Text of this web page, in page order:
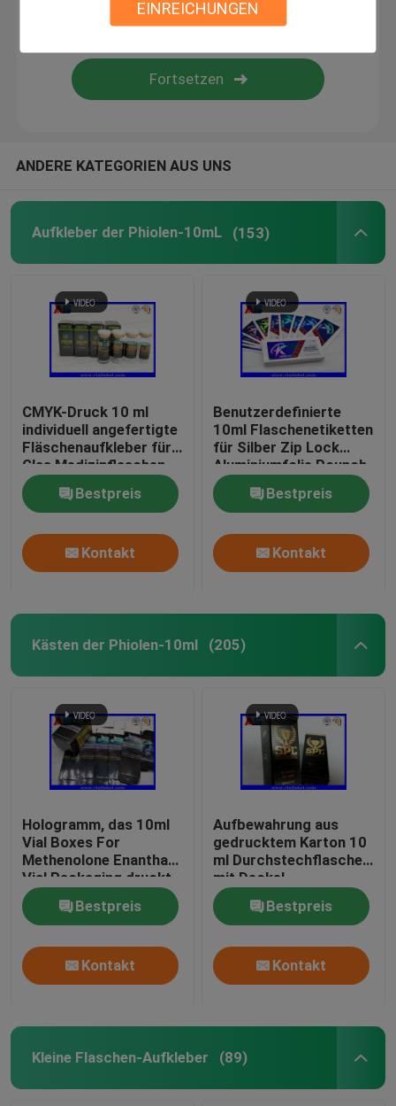
EINREICHUNGEN
Pharmazeutische Glasampullen
Kundenspezifisches Broschüren-Drucken
Papiertüte einkaufen
ANDERE KATEGORIEN AUS UNS
Aufkleber der Phiolen-10mL (153)
CMYK-Druck 10 ml
individuell angefertigte
Fläschenaufkleber für
Glas Medizinflaschen
Peptidverpackung
Bestpreis
Kontakt
Benutzerdefinierte
10ml Flaschenetiketten
für Silber Zip Lock
Aluminiumfolie Pounch
Druck
Glasflaschenetiketten
Bestpreis
Kontakt
Kästen der Phiolen-10ml (205)
Hologramm, das 10ml
Vial Boxes For
Methenolone Enanthate
Vial Packaging druckt
Bestpreis
Kontakt
Aufbewahrung aus
gedrucktem Karton 10
ml Durchstechflaschen
mit Deckel
Bodybuilding Gels
Goldfolie Verpackung
Goldfolie /
Hologrammeffekt
Bestpreis
Kontakt
Kleine Flaschen-Aufkleber (89)